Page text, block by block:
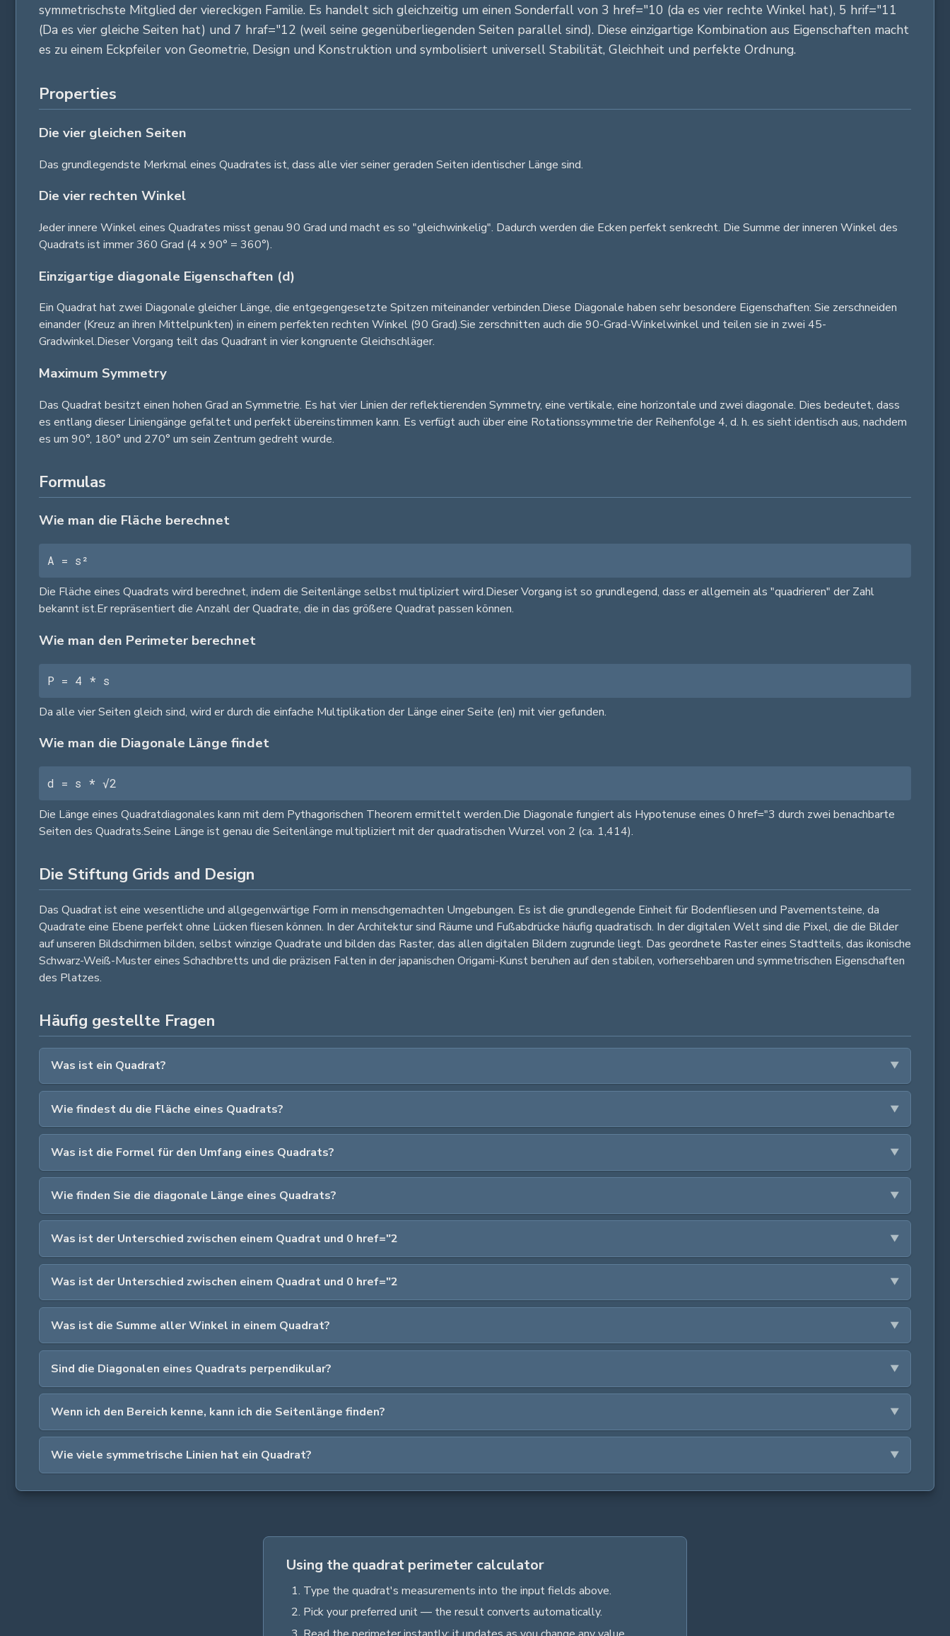
symmetrischste Mitglied der viereckigen Familie. Es handelt sich gleichzeitig um einen Sonderfall von 3 href="10 (da es vier rechte Winkel hat), 5 hrif="11
(Da es vier gleiche Seiten hat) und 7 hraf="12 (weil seine gegenüberliegenden Seiten parallel sind). Diese einzigartige Kombination aus Eigenschaften macht
es zu einem Eckpfeiler von Geometrie, Design und Konstruktion und symbolisiert universell Stabilität, Gleichheit und perfekte Ordnung.
Properties
Die vier gleichen Seiten
Das grundlegendste Merkmal eines Quadrates ist, dass alle vier seiner geraden Seiten identischer Länge sind.
Die vier rechten Winkel
Jeder innere Winkel eines Quadrates misst genau 90 Grad und macht es so "gleichwinkelig". Dadurch werden die Ecken perfekt senkrecht. Die Summe der inneren Winkel des
Quadrats ist immer 360 Grad (4 x 90° = 360°).
Einzigartige diagonale Eigenschaften (d)
Ein Quadrat hat zwei Diagonale gleicher Länge, die entgegengesetzte Spitzen miteinander verbinden.Diese Diagonale haben sehr besondere Eigenschaften: Sie zerschneiden
einander (Kreuz an ihren Mittelpunkten) in einem perfekten rechten Winkel (90 Grad).Sie zerschnitten auch die 90-Grad-Winkelwinkel und teilen sie in zwei 45-
Gradwinkel.Dieser Vorgang teilt das Quadrant in vier kongruente Gleichschläger.
Maximum Symmetry
Das Quadrat besitzt einen hohen Grad an Symmetrie. Es hat vier Linien der reflektierenden Symmetry, eine vertikale, eine horizontale und zwei diagonale. Dies bedeutet, dass
es entlang dieser Liniengänge gefaltet und perfekt übereinstimmen kann. Es verfügt auch über eine Rotationssymmetrie der Reihenfolge 4, d. h. es sieht identisch aus, nachdem
es um 90°, 180° und 270° um sein Zentrum gedreht wurde.
Formulas
Wie man die Fläche berechnet
A = s²
Die Fläche eines Quadrats wird berechnet, indem die Seitenlänge selbst multipliziert wird.Dieser Vorgang ist so grundlegend, dass er allgemein als "quadrieren" der Zahl
bekannt ist.Er repräsentiert die Anzahl der Quadrate, die in das größere Quadrat passen können.
Wie man den Perimeter berechnet
P = 4 * s
Da alle vier Seiten gleich sind, wird er durch die einfache Multiplikation der Länge einer Seite (en) mit vier gefunden.
Wie man die Diagonale Länge findet
d = s * √2
Die Länge eines Quadratdiagonales kann mit dem Pythagorischen Theorem ermittelt werden.Die Diagonale fungiert als Hypotenuse eines 0 href="3 durch zwei benachbarte
Seiten des Quadrats.Seine Länge ist genau die Seitenlänge multipliziert mit der quadratischen Wurzel von 2 (ca. 1,414).
Die Stiftung Grids and Design
Das Quadrat ist eine wesentliche und allgegenwärtige Form in menschgemachten Umgebungen. Es ist die grundlegende Einheit für Bodenfliesen und Pavementsteine, da
Quadrate eine Ebene perfekt ohne Lücken fliesen können. In der Architektur sind Räume und Fußabdrücke häufig quadratisch. In der digitalen Welt sind die Pixel, die die Bilder
auf unseren Bildschirmen bilden, selbst winzige Quadrate und bilden das Raster, das allen digitalen Bildern zugrunde liegt. Das geordnete Raster eines Stadtteils, das ikonische
Schwarz-Weiß-Muster eines Schachbretts und die präzisen Falten in der japanischen Origami-Kunst beruhen auf den stabilen, vorhersehbaren und symmetrischen Eigenschaften
des Platzes.
Häufig gestellte Fragen
Was ist ein Quadrat?
Wie findest du die Fläche eines Quadrats?
Was ist die Formel für den Umfang eines Quadrats?
Wie finden Sie die diagonale Länge eines Quadrats?
Was ist der Unterschied zwischen einem Quadrat und 0 href="2
Was ist der Unterschied zwischen einem Quadrat und 0 href="2
Was ist die Summe aller Winkel in einem Quadrat?
Sind die Diagonalen eines Quadrats perpendikular?
Wenn ich den Bereich kenne, kann ich die Seitenlänge finden?
Wie viele symmetrische Linien hat ein Quadrat?
Using the quadrat perimeter calculator
Type the quadrat's measurements into the input fields above.
Pick your preferred unit — the result converts automatically.